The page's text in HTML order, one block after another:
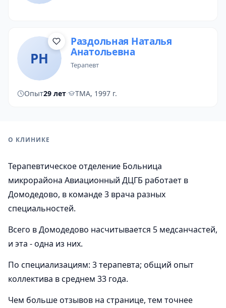
РН
Раздольная Наталья
Анатольевна
терапевт
Опыт29 лет· ТМА, 1997 г.
О КЛИНИКЕ
Терапевтическое отделение Больница
микрорайона Авиационный ДЦГБ работает в
Домодедово, в команде 3 врача разных
специальностей.
Всего в Домодедово насчитывается 5 медсанчастей,
и эта - одна из них.
По специализациям: 3 терапевта; общий опыт
коллектива в среднем 33 года.
Чем больше отзывов на странице, тем точнее